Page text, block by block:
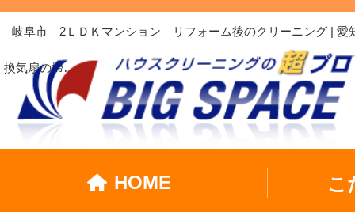
岐阜市 2ＬＤＫマンション リフォーム後のクリーニング | 愛
換気扇の掃…
HOME こ